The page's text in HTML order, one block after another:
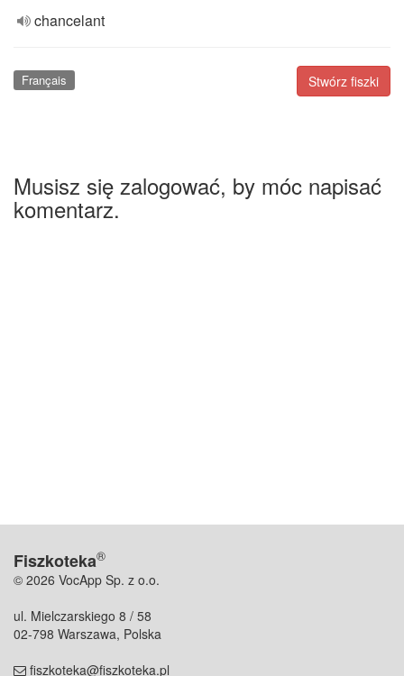
chancelant
Stwórz fiszki
Français
Musisz się zalogować, by móc napisać
komentarz.
Fiszkoteka®
© 2026 VocApp Sp. z o.o.
ul. Mielczarskiego 8 / 58
02-798 Warszawa, Polska
fiszkoteka@fiszkoteka.pl